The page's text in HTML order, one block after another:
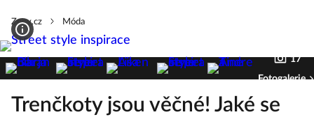
Zeny.cz Móda
17
Fotogalerie
Trenčkoty jsou věčné! Jaké se